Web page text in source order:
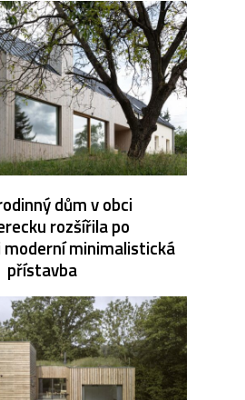
dům v obci
rozšířila po
minimalistická
přístavba